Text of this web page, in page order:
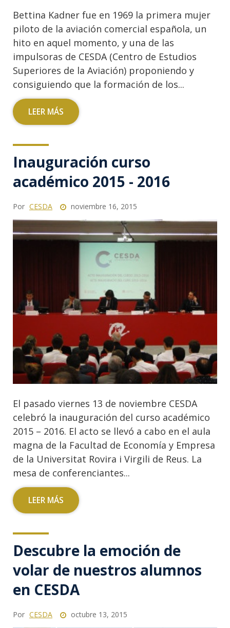
Bettina Kadner fue en 1969 la primera mujer
piloto de la aviación comercial española, un
hito en aquel momento, y una de las
impulsoras de CESDA (Centro de Estudios
Superiores de la Aviación) proponiendo y
consiguiendo que la formación de los...
LEER MÁS
Inauguración curso
académico 2015 - 2016
Por CESDA noviembre 16, 2015
El pasado viernes 13 de noviembre CESDA
celebró la inauguración del curso académico
2015 – 2016. El acto se llevó a cabo en el aula
magna de la Facultad de Economía y Empresa
de la Universitat Rovira i Virgili de Reus. La
mesa de conferenciantes...
LEER MÁS
Descubre la emoción de
volar de nuestros alumnos
en CESDA
Por CESDA octubre 13, 2015